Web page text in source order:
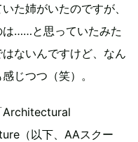
た姉がいたのですが、
は……と思っていたみた
ないんですけど、なん
じつつ（笑）。
Architectural
（以下、AAスクー